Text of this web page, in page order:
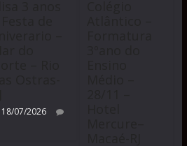
18/07/2026